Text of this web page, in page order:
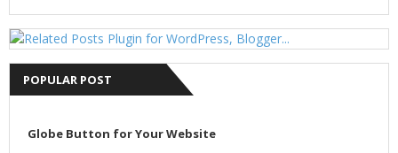
POPULAR POST
Globe Button for Your Website